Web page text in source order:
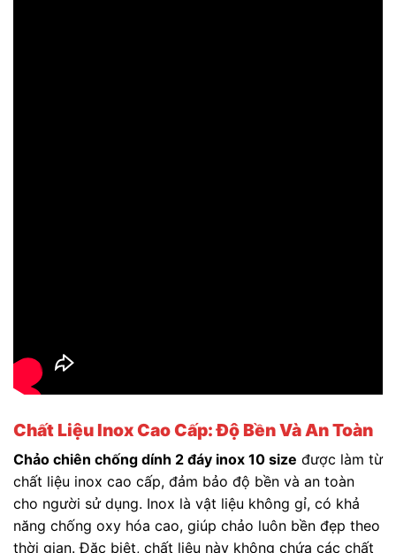
Chất Liệu Inox Cao Cấp: Độ Bền Và An Toàn
Chảo chiên chống dính 2 đáy inox 10 size được làm từ
chất liệu inox cao cấp, đảm bảo độ bền và an toàn
cho người sử dụng. Inox là vật liệu không gỉ, có khả
năng chống oxy hóa cao, giúp chảo luôn bền đẹp theo
thời gian. Đặc biệt, chất liệu này không chứa các chất